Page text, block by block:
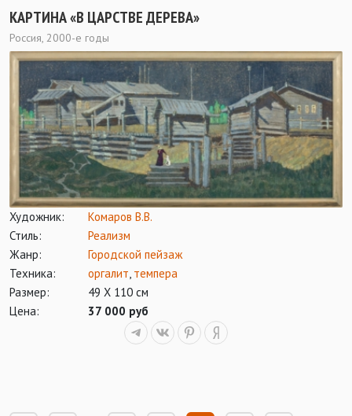
КАРТИНА «В ЦАРСТВЕ ДЕРЕВА»
Россия, 2000-е годы
Художник:
Комаров В.В.
Стиль:
Реализм
Жанр:
Городской пейзаж
Техника:
оргалит, темпера
Размер:
49 Х 110 см
Цена:
37 000 руб